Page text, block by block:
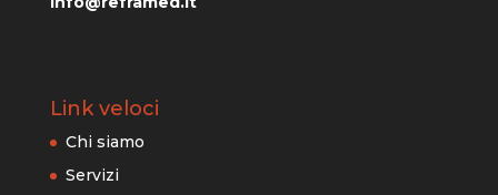
Link veloci
Chi siamo
Servizi